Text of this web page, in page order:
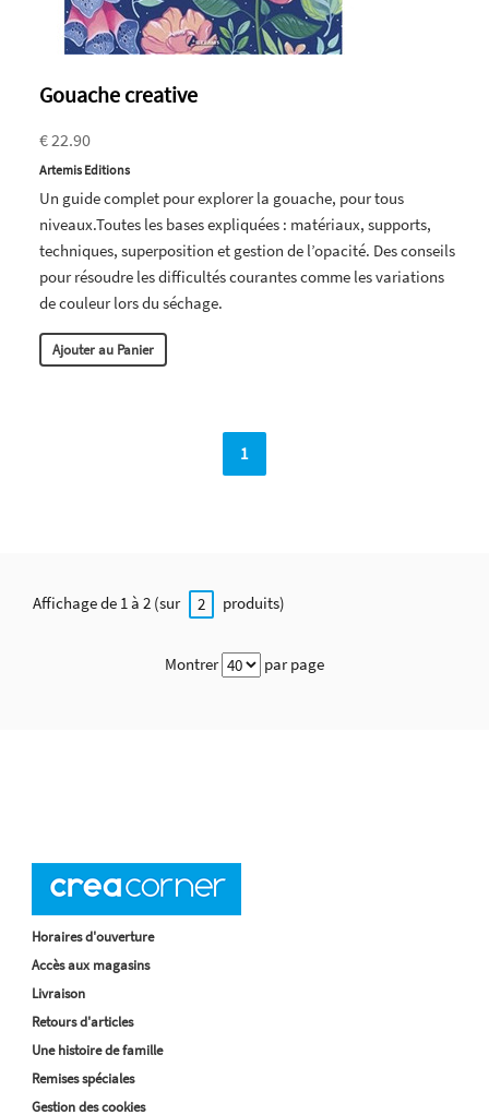
Gouache creative
€ 22.90
Artemis Editions
Un guide complet pour explorer la gouache, pour tous
niveaux.Toutes les bases expliquées : matériaux, supports,
techniques, superposition et gestion de l’opacité. Des conseils
pour résoudre les difficultés courantes comme les variations
de couleur lors du séchage.
Ajouter au Panier
1
Affichage de 1 à 2 (sur 2 produits)
Montrer par page
Horaires d'ouverture
Accès aux magasins
Livraison
Retours d'articles
Une histoire de famille
Remises spéciales
Gestion des cookies